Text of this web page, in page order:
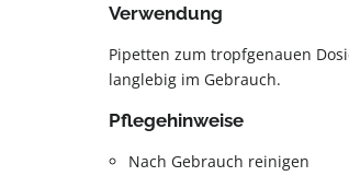
Verwendung
Pipetten zum tropfgenauen
langlebig im Gebrauch.
Pflegehinweise
Nach Gebrauch reinigen